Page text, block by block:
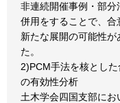
非連続開催事例・部
併用をすることで、
新たな展開の可能性
た。
2)PCM手法を核とし
の有効性分析
土木学会四国支部に